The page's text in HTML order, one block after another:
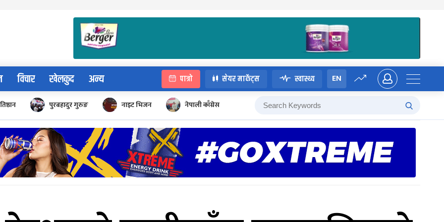
विचार खेलकुद अन्य पात्रो सेयर मार्केट्स स्वास्थ्य EN
पुरबहादुर गुरुङ नाइट भिजन नेपाली काँग्रेस